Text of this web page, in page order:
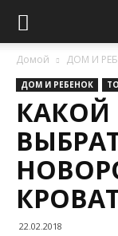
Домой ДОМ И
ДОМ И РЕБЕНОК
КАКОЙ
22.02.2018